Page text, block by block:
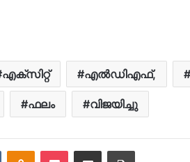
എക്സിറ്റ് എല്‍ഡിഎഫ്,
ഫലം വിജയിച്ചു
VKontakteOdnoklassniki
Pocket Share via Email Print